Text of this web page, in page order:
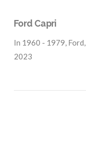
Ford Capri
In 1960 - 1979, Ford,
2023